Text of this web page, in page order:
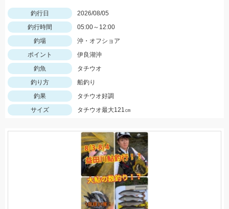
釣行日
2026/08/05
釣行時間
05:00～12:00
釣場
沖・オフショア
ポイント
伊良湖沖
釣魚
タチウオ
釣り方
船釣り
釣果
タチウオ好調
サイズ
タチウオ最大121㎝